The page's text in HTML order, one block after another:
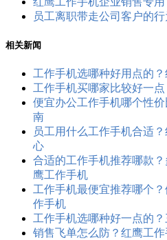
员工离职带走公司客户的
相关新闻
工作手机选哪种好用点的
工作手机买哪家比较好一点
便宜办公工作手机哪个性
南
员工用什么工作手机合适
心
合适的工作手机推荐哪款
鹰工作手机
工作手机最便宜推荐哪个
作手机
工作手机选哪种好一点的
销售飞单怎么防？红鹰工作